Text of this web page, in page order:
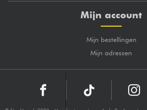
Mijn account
Mijn bestellingen
Mijn adressen